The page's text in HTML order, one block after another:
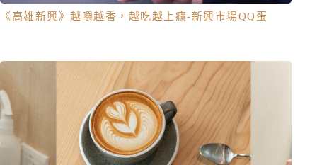
《高雄新興》越嚼越香，越吃越上癮-新興市場QQ蛋